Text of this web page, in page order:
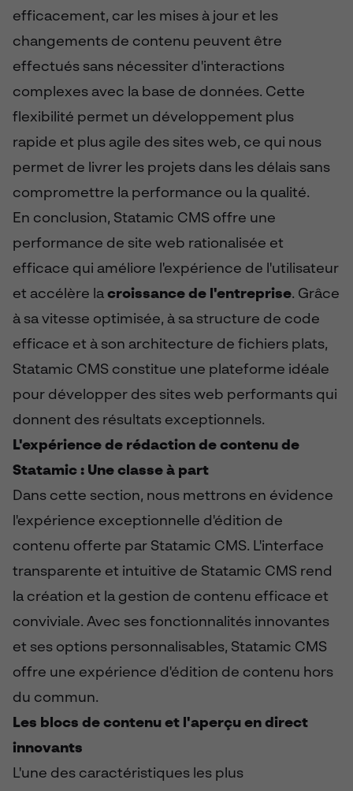
efficacement, car les mises à jour et les
changements de contenu peuvent être
effectués sans nécessiter d'interactions
complexes avec la base de données. Cette
flexibilité permet un développement plus
rapide et plus agile des sites web, ce qui nous
permet de livrer les projets dans les délais sans
compromettre la performance ou la qualité.
En conclusion, Statamic CMS offre une
performance de site web rationalisée et
efficace qui améliore l'expérience de l'utilisateur
et accélère la croissance de l'entreprise. Grâce
à sa vitesse optimisée, à sa structure de code
efficace et à son architecture de fichiers plats,
Statamic CMS constitue une plateforme idéale
pour développer des sites web performants qui
donnent des résultats exceptionnels.
L'expérience de rédaction de contenu de
Statamic : Une classe à part
Dans cette section, nous mettrons en évidence
l'expérience exceptionnelle d'édition de
contenu offerte par Statamic CMS. L'interface
transparente et intuitive de Statamic CMS rend
la création et la gestion de contenu efficace et
conviviale. Avec ses fonctionnalités innovantes
et ses options personnalisables, Statamic CMS
offre une expérience d'édition de contenu hors
du commun.
Les blocs de contenu et l'aperçu en direct
innovants
L'une des caractéristiques les plus